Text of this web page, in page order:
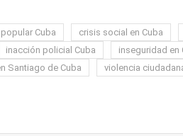
Cuba crisis social en Cuba
inacción policial Cuba inseguridad en
Santiago de Cuba violencia